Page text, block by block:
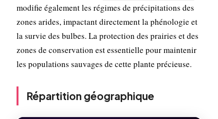
modifie également les régimes de précipitations des
zones arides, impactant directement la phénologie et
la survie des bulbes. La protection des prairies et des
zones de conservation est essentielle pour maintenir
les populations sauvages de cette plante précieuse.
Répartition géographique